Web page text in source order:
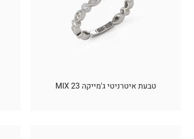
טבעת איטרניטי ג'מייקה 23 MIX